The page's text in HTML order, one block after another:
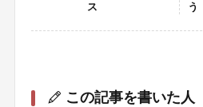
ス
う
この記事を書いた人